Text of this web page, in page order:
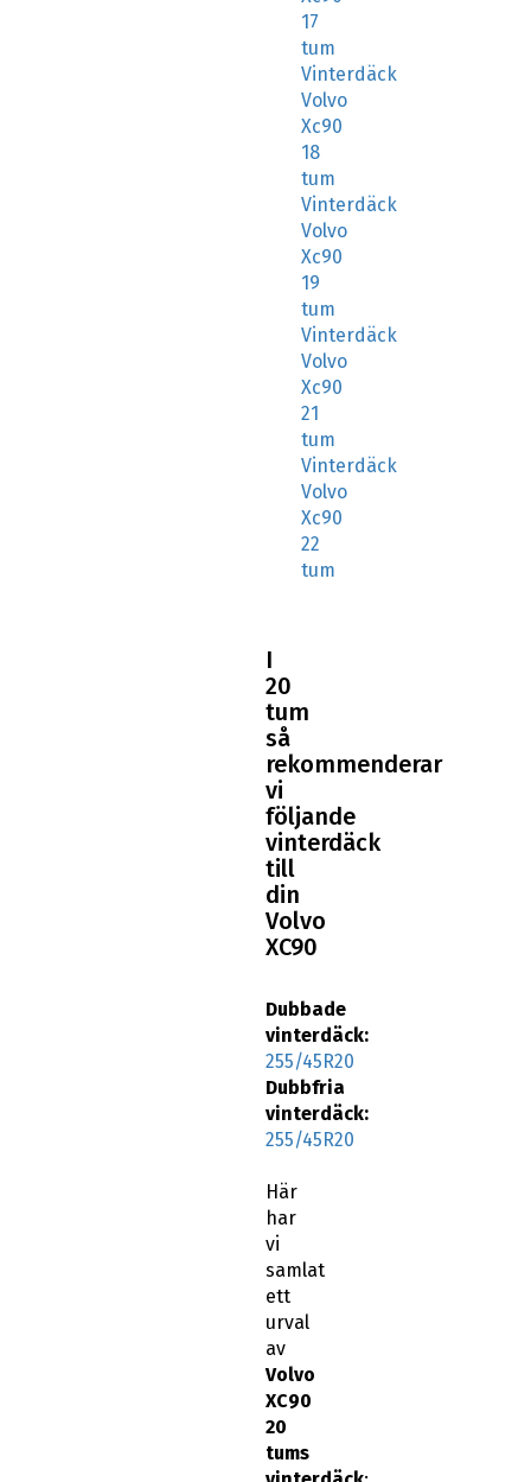
17
tum
Vinterdäck
Volvo
Xc90
18
tum
Vinterdäck
Volvo
Xc90
19
tum
Vinterdäck
Volvo
Xc90
21
tum
Vinterdäck
Volvo
Xc90
22
tum
I
20
tum
så
rekommenderar
vi
följande
vinterdäck
till
din
Volvo
XC90
Dubbade
vinterdäck:
255/45R20
Dubbfria
vinterdäck:
255/45R20
Här
har
vi
samlat
ett
urval
av
Volvo
XC90
20
tums